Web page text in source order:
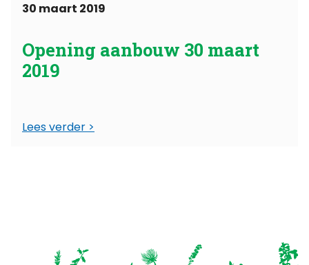
30 maart 2019
Opening aanbouw 30 maart
2019
Lees verder